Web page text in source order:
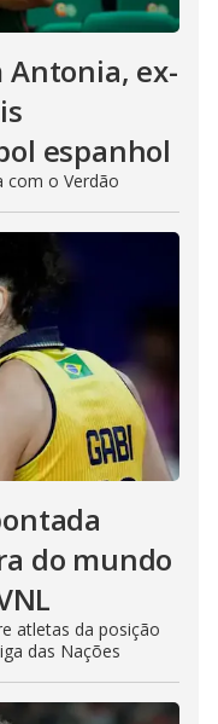
Antonia, ex-
espanhol
com o Verdão
do mundo
atletas da posição
das Nações